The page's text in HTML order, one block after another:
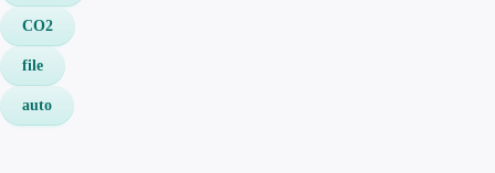
CO2
file
auto